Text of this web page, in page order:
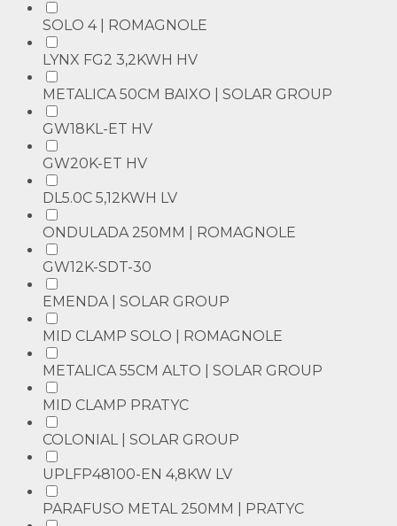
SOLO 4 | ROMAGNOLE
LYNX FG2 3,2KWH HV
METALICA 50CM BAIXO | SOLAR GROUP
GW18KL-ET HV
GW20K-ET HV
DL5.0C 5,12KWH LV
ONDULADA 250MM | ROMAGNOLE
GW12K-SDT-30
EMENDA | SOLAR GROUP
MID CLAMP SOLO | ROMAGNOLE
METALICA 55CM ALTO | SOLAR GROUP
MID CLAMP PRATYC
COLONIAL | SOLAR GROUP
UPLFP48100-EN 4,8KW LV
PARAFUSO METAL 250MM | PRATYC